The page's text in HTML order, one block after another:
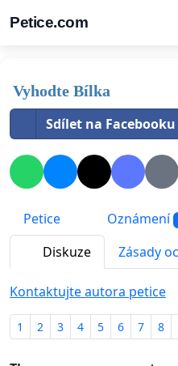
Petice.com
Vyhodte Bílka
Sdílet na Facebooku
Petice Oznámení
Diskuze Zásady
Kontaktujte autora petice
1 2 3 4 5 6 7 8